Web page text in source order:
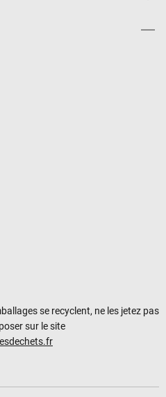
se recyclent, ne les jetez pas
sur le site